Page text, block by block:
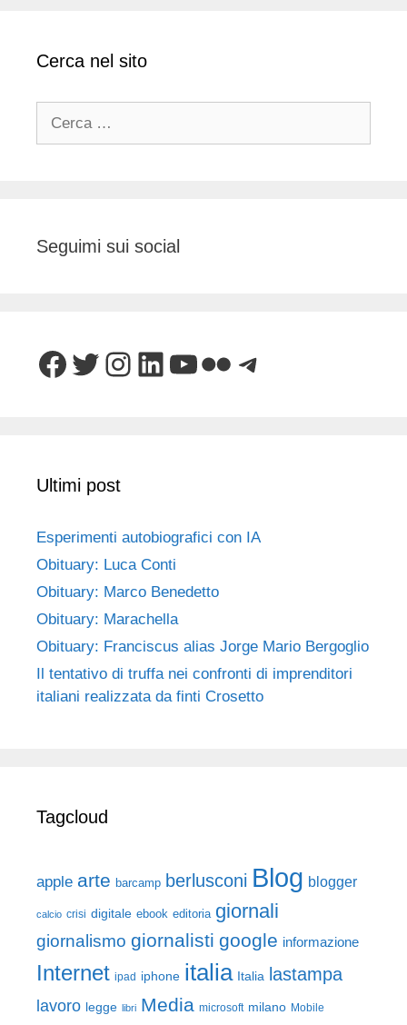
Cerca nel sito
Seguimi sui social
Facebook
Twitter
Instagram
LinkedIn
YouTube
FlickrTelegram
Ultimi post
Esperimenti autobiografici con IA
Obituary: Luca Conti
Obituary: Marco Benedetto
Obituary: Marachella
Obituary: Franciscus alias Jorge Mario Bergoglio
Il tentativo di truffa nei confronti di imprenditori
italiani realizzata da finti Crosetto
Tagcloud
apple arte barcamp berlusconi Blog blogger
calcio crisi digitale ebook editoria giornali
giornalismo giornalisti google informazione
Internet ipad iphone italia Italia lastampa
lavoro legge libri Media microsoft milano Mobile